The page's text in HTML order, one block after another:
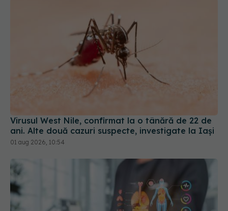
Virusul West Nile, confirmat la o tânără de 22 de
ani. Alte două cazuri suspecte, investigate la Iași
01 aug 2026, 10:54